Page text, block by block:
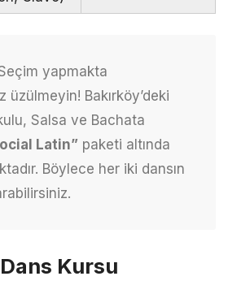
yapmakta
üzülmeyin! Bakırköy’deki
Salsa ve Bachata
Latin” paketi altında
Böylece her iki dansın
Kursu